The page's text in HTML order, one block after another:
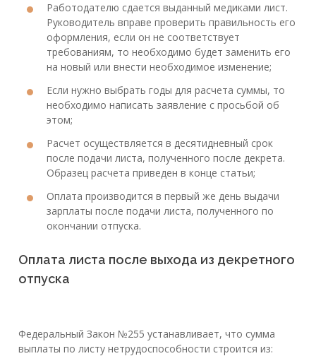
Работодателю сдается выданный медиками лист.
Руководитель вправе проверить правильность его
оформления, если он не соответствует
требованиям, то необходимо будет заменить его
на новый или внести необходимое изменение;
Если нужно выбрать годы для расчета суммы, то
необходимо написать заявление с просьбой об
этом;
Расчет осуществляется в десятидневный срок
после подачи листа, полученного после декрета.
Образец расчета приведен в конце статьи;
Оплата производится в первый же день выдачи
зарплаты после подачи листа, полученного по
окончании отпуска.
Оплата листа после выхода из декретного
отпуска
Федеральный Закон №255 устанавливает, что сумма
выплаты по листу нетрудоспособности строится из: